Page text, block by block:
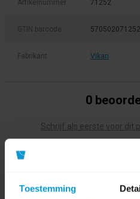
Toestemming
Artikelnummer 71252
GTIN barcode
Fabrikant: Vikan
0
Schrijf als eerste voor dit